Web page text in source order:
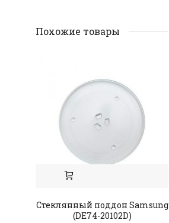
Похожие товары
Стеклянный поддон Samsung
(DE74-20102D)